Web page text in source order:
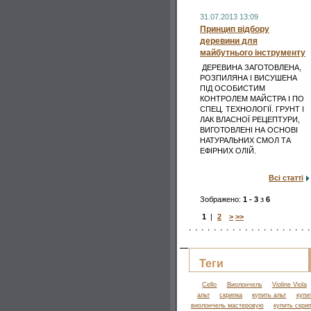
31.07.2013 13:09
Принцип відбору
деревини для
майбутнього інструменту
ДЕРЕВИНА ЗАГОТОВЛЕНА,
РОЗПИЛЯНА І ВИСУШЕНА
ПІД ОСОБИСТИМ
КОНТРОЛЕМ МАЙСТРА І ПО
СПЕЦ. ТЕХНОЛОГІЇ. ГРУНТ І
ЛАК ВЛАСНОЇ РЕЦЕПТУРИ,
ВИГОТОВЛЕНІ НА ОСНОВІ
НАТУРАЛЬНИХ СМОЛ ТА
ЕФІРНИХ ОЛІЙ.
Всі статті
Зображено: 1 - 3 з 6
1 | 2 > >>
Теги
Cello Виолончель
Violine Viola
альт
скрипка купить альт
виолончель мастеровую
купить